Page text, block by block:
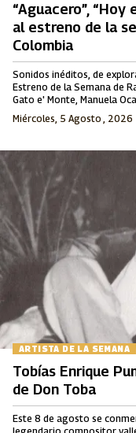
“Aguacero”, “Hoy
al estreno de la
Colombia
Sonidos inéditos, de
Estreno de la Semana de
Gato e' Monte, Manuela
Miércoles, 5 Agosto , 2026
ARTISTA DE LA SEMANA
Tobías Enrique
de Don Toba
Este 8 de agosto se